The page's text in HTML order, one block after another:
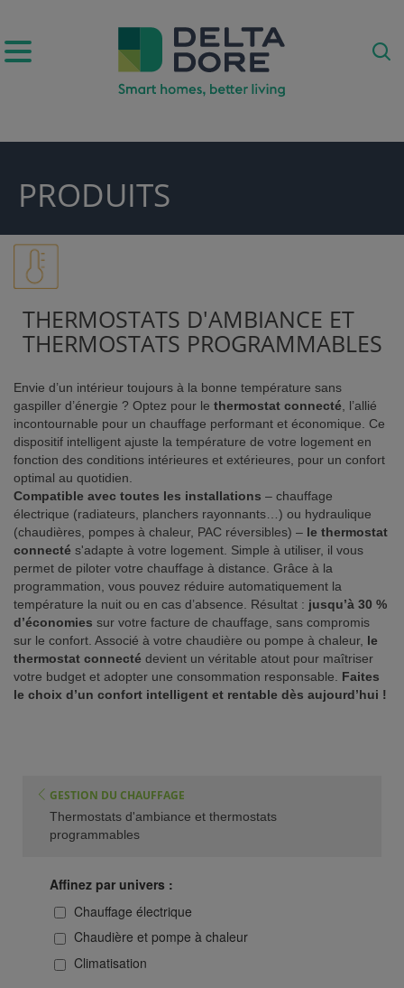
CLIENT)
PRODUITS
THERMOSTATS D'AMBIANCE ET
THERMOSTATS PROGRAMMABLES
Envie d’un intérieur toujours à la bonne température sans
gaspiller d’énergie ? Optez pour le thermostat connecté , l’allié
incontournable pour un chauffage performant et économique. Ce
dispositif intelligent ajuste la température de votre logement en
fonction des conditions intérieures et extérieures, pour un confort
optimal au quotidien.
Compatible avec toutes les installations – chauffage
électrique (radiateurs, planchers rayonnants…) ou hydraulique
(chaudières, pompes à chaleur, PAC réversibles) – le thermostat
connecté s'adapte à votre logement. Simple à utiliser, il vous
permet de piloter votre chauffage à distance. Grâce à la
programmation, vous pouvez réduire automatiquement la
température la nuit ou en cas d’absence. Résultat : jusqu’à 30 %
d’économies sur votre facture de chauffage, sans compromis
sur le confort. Associé à votre chaudière ou pompe à chaleur, le
thermostat connecté devient un véritable atout pour maîtriser
votre budget et adopter une consommation responsable. Faites
le choix d’un confort intelligent et rentable dès aujourd’hui !
GESTION DU CHAUFFAGE
Thermostats d'ambiance et thermostats
programmables
Affinez par univers :
Chauffage électrique
Chaudière et pompe à chaleur
Climatisation